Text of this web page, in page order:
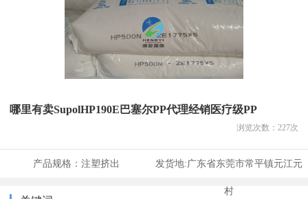
哪里有卖SupolHP190E巴塞尔PP代理经销医疗级PP
浏览次数： 227次
产品规格： 注塑挤出 发货地:广东省东莞市常平镇元江元
村